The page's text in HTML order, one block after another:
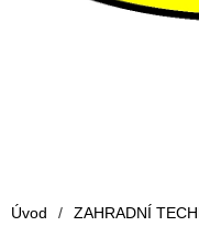
Úvod / ZAHRADNÍ